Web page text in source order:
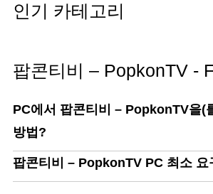
인기 카테고리
팝콘티비 – PopkonTV -
PC에서 팝콘티비 – PopkonTV을(
방법?
팝콘티비 – PopkonTV PC 최소 요